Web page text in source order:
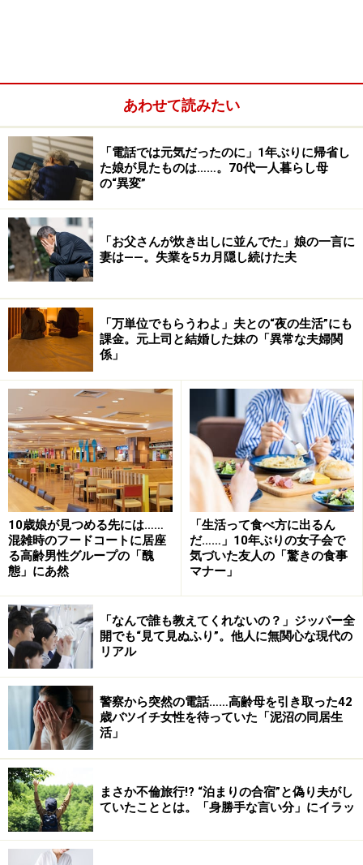
前が買ってきてくれ）
今すぐ手伝ってほしい、買って帰ってきてくれたら助か
るという思いで妻はヘルプの相談をしているのに「ひと
りでどうにかすれば？」と返されれば、傷つきます。
「がんばって手作りしなくても買ってくる総菜でもいい
んじゃないか」という意図だったとしても、小さい子ど
もを連れて買い物に行くのは想像以上に大変です。出か
ける準備をさせ、スーパーに連れて行き、帰宅して食べ
させるという一連の行動がどれほどの労力を要するか。
一度でもやったことがある夫であれば、気軽に「買って
きて済ませれば」とは言えないはずです。
無自覚な夫のための妻の地雷ワード事典
あわせて読みたい
「電話では元気だったのに」1年ぶりに帰省し
た娘が見たものは……。70代一人暮らし母
の“異変”
「お父さんが炊き出しに並んでた」娘の一言に
妻は――。失業を5カ月隠し続けた夫
「万単位でもらうわよ」夫との“夜の生活”にも
課金。元上司と結婚した妹の「異常な夫婦関
係」
10歳娘が見つめる先には……
混雑時のフードコートに居座
る高齢男性グループの「醜
態」にあ然
「生活って食べ方に出るん
だ……」10年ぶりの女子会で
気づいた友人の「驚きの食事
マナー」
「なんで誰も教えてくれないの？」ジッパー全
開でも“見て見ぬふり”。他人に無関心な現代の
リアル
警察から突然の電話……高齢母を引き取った42
歳バツイチ女性を待っていた「泥沼の同居生
活」
まさか不倫旅行!? “泊まりの合宿”と偽り夫がし
ていたこととは。「身勝手な言い分」にイラッ